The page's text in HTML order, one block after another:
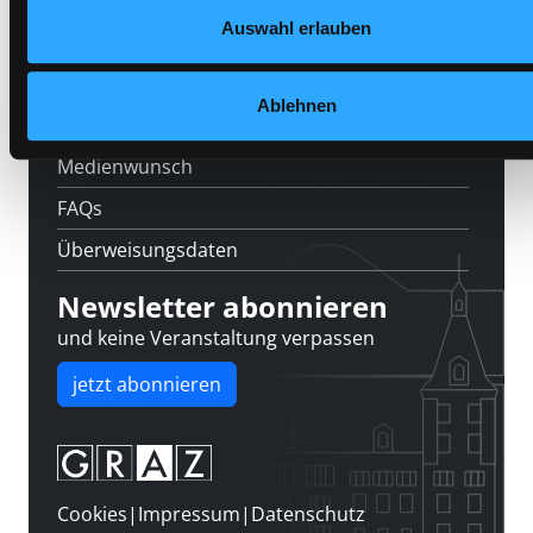
Auswahl erlauben
Ablehnen
Medienwunsch
FAQs
Überweisungsdaten
Newsletter abonnieren
und keine Veranstaltung verpassen
jetzt abonnieren
Cookies| Impressum| Datenschutz